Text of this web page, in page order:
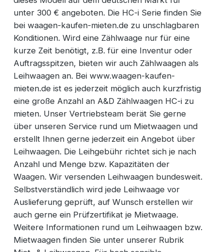
unter 300 € angeboten. Die HC-i Serie finden Sie
bei waagen-kaufen-mieten.de zu unschlagbaren
Konditionen. Wird eine Zählwaage nur für eine
kurze Zeit benötigt, z.B. für eine Inventur oder
Auftragsspitzen, bieten wir auch Zählwaagen als
Leihwaagen an. Bei www.waagen-kaufen-
mieten.de ist es jederzeit möglich auch kurzfristig
eine große Anzahl an A&D Zählwaagen HC-i zu
mieten. Unser Vertriebsteam berät Sie gerne
über unseren Service rund um Mietwaagen und
erstellt Ihnen gerne jederzeit ein Angebot über
Leihwaagen. Die Leihgebühr richtet sich je nach
Anzahl und Menge bzw. Kapazitäten der
Waagen. Wir versenden Leihwaagen bundesweit.
Selbstverständlich wird jede Leihwaage vor
Auslieferung geprüft, auf Wunsch erstellen wir
auch gerne ein Prüfzertifikat je Mietwaage.
Weitere Informationen rund um Leihwaagen bzw.
Mietwaagen finden Sie unter unserer Rubrik